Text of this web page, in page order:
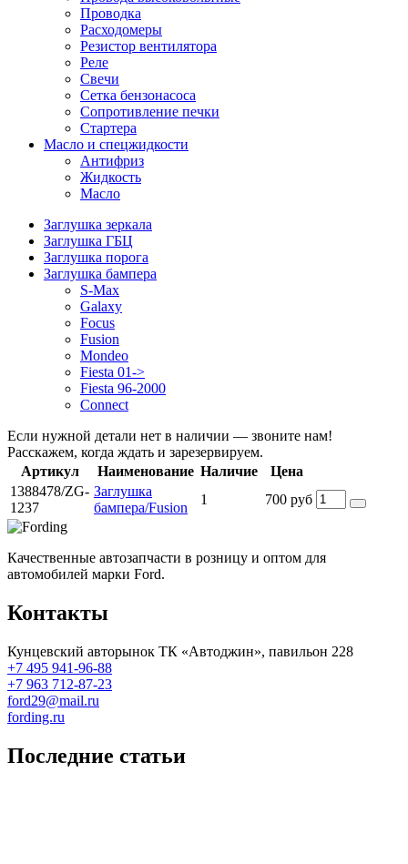
Проводка
Расходомеры
Резистор вентилятора
Реле
Свечи
Сетка бензонасоса
Сопротивление печки
Стартера
Масло и спецжидкости
Антифриз
Жидкость
Масло
Заглушка зеркала
Заглушка ГБЦ
Заглушка порога
Заглушка бампера
S-Max
Galaxy
Focus
Fusion
Mondeo
Fiesta 01->
Fiesta 96-2000
Connect
Если нужной детали нет в наличии — звоните нам!
Расскажем, когда ждать и зарезервируем.
Артикул
Наименование Наличие
Цена
1388478/ZG-
1237
Заглушка
бампера/Fusion
1 700 руб
Качественные автозапчасти в розницу и оптом для
автомобилей марки Ford.
Контакты
Кунцевский авторынок ТК «Автоджин», павильон 228
+7 495 941-96-88
+7 963 712-87-23
ford29@mail.ru
fording.ru
Последние статьи